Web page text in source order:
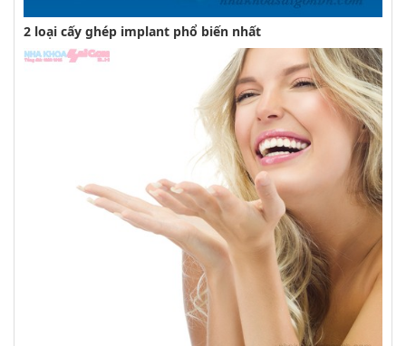
2 loại cấy ghép implant phổ biến nhất